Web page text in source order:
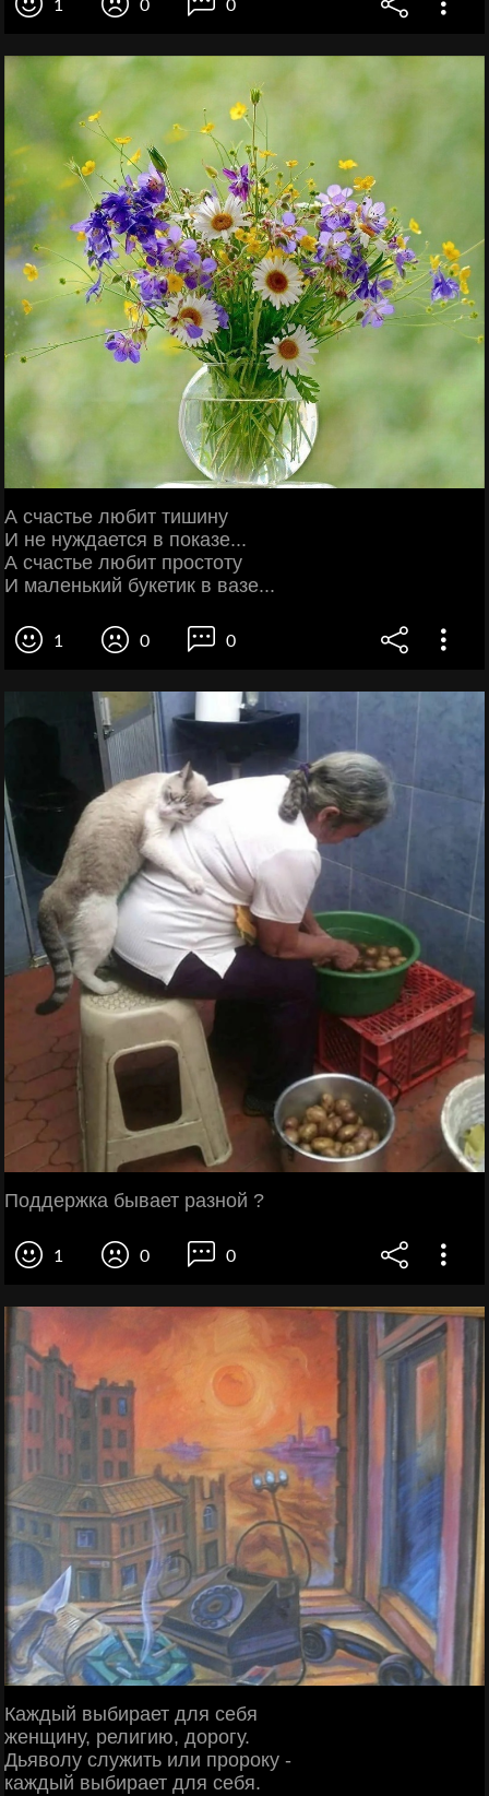
1 0 0
А счастье любит тишину
И не нуждается в показе...
А счастье любит простоту
И маленький букетик в вазе...
1 0 0
Поддержка бывает разной ?
1 0 0
Каждый выбирает для себя
женщину, религию, дорогу.
Дьяволу служить или пророку -
каждый выбирает для себя.